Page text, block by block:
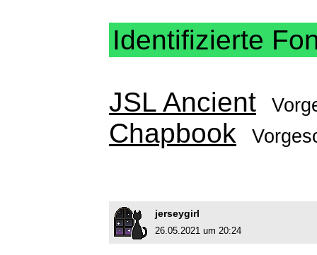
Identifizierte
JSL Ancient
Chapbook
jerseygirl
26.05.2021 um 20:24